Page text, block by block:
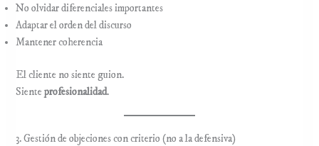
No olvidar diferenciales importantes
Adaptar el orden del discurso
Mantener coherencia
El cliente no siente guion.
Sienteprofesionalidad.
3. Gestión de objeciones con criterio (no a la defensiva)